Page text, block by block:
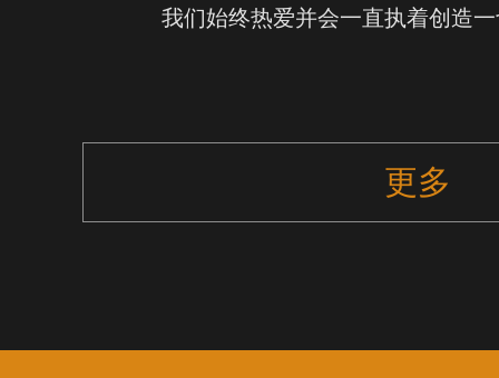
我们始终热爱并会一直执着创造
更多